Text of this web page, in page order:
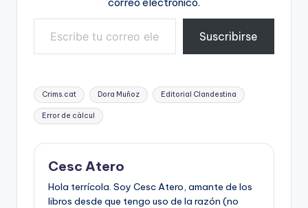
Escribe tu correo electrónico…
Suscribirse
Etiquetas:
Crims.cat Dora Muñoz Editorial Clandestina
Error de càlcul
Cesc Atero
Hola terrícola. Soy Cesc Atero, amante de los
libros desde que tengo uso de la razón (no